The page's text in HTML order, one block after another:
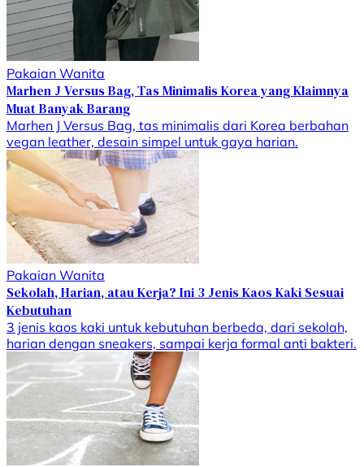
Pakaian Wanita
Marhen J Versus Bag, Tas Minimalis Korea yang Klaimnya
Muat Banyak Barang
Marhen J Versus Bag, tas minimalis dari Korea berbahan
vegan leather, desain simpel untuk gaya harian.
Pakaian Wanita
Sekolah, Harian, atau Kerja? Ini 3 Jenis Kaos Kaki Sesuai
Kebutuhan
3 jenis kaos kaki untuk kebutuhan berbeda, dari sekolah,
harian dengan sneakers, sampai kerja formal anti bakteri.